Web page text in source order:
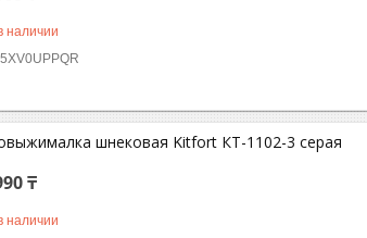
наличии
5XV0UPPQR
шнековая Kitfort КТ-1102-3 серая
₸
наличии